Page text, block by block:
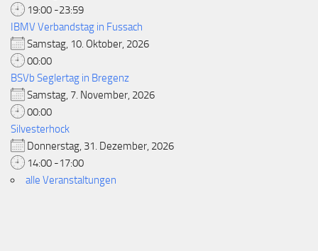
19:00 -23:59
IBMV Verbandstag in Fussach
Samstag, 10. Oktober, 2026
00:00
BSVb Seglertag in Bregenz
Samstag, 7. November, 2026
00:00
Silvesterhock
Donnerstag, 31. Dezember, 2026
14:00 -17:00
alle Veranstaltungen